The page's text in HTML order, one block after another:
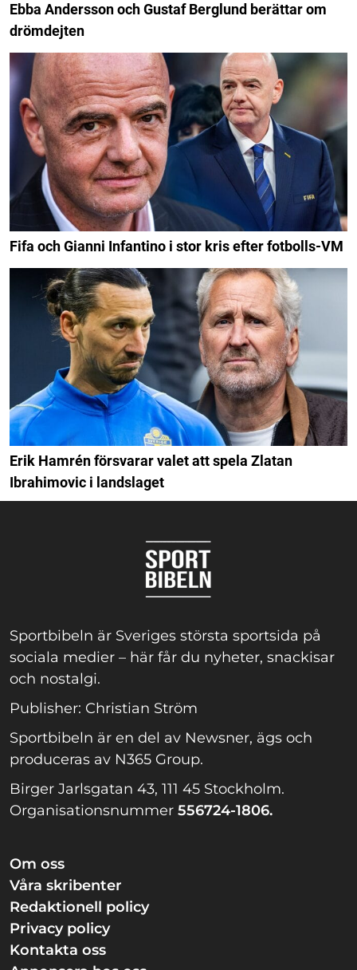
Ebba Andersson och Gustaf Berglund berättar om
drömdejten
Fifa och Gianni Infantino i stor kris efter fotbolls-VM
Erik Hamrén försvarar valet att spela Zlatan
Ibrahimovic i landslaget
Sportbibeln är Sveriges största sportsida på
sociala medier – här får du nyheter, snackisar
och nostalgi.
Publisher: Christian Ström
Sportbibeln är en del av Newsner, ägs och
produceras av N365 Group.
Birger Jarlsgatan 43, 111 45 Stockholm.
Organisationsnummer 556724-1806.
Om oss
Våra skribenter
Redaktionell policy
Privacy policy
Kontakta oss